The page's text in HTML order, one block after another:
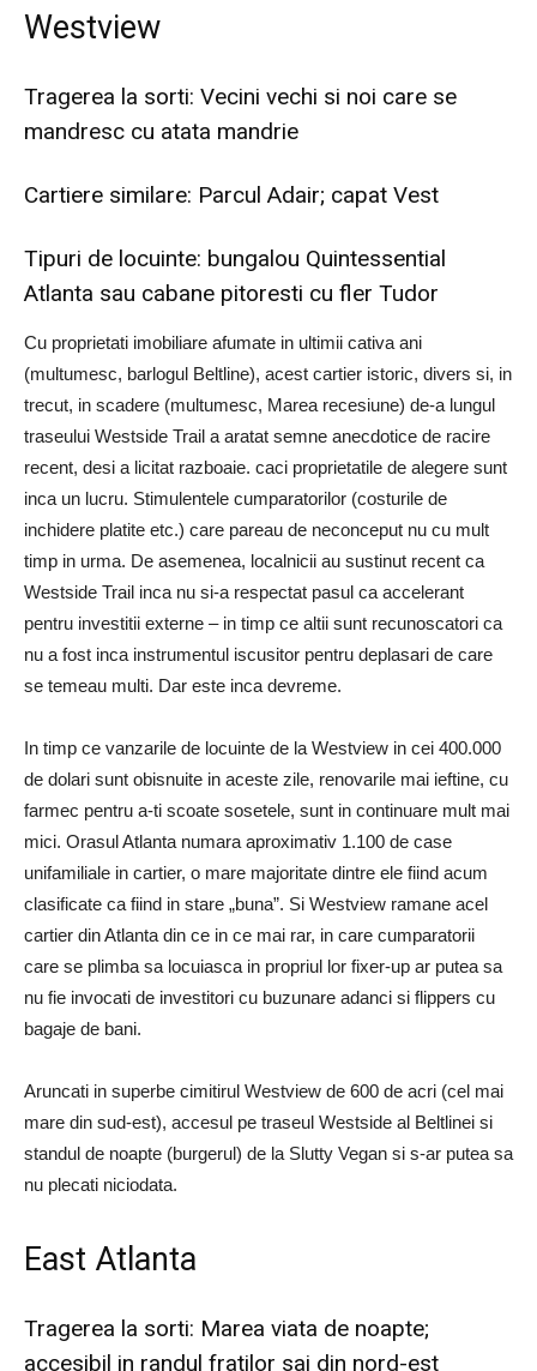
Westview
Tragerea la sorti: Vecini vechi si noi care se
mandresc cu atata mandrie
Cartiere similare: Parcul Adair; capat Vest
Tipuri de locuinte: bungalou Quintessential
Atlanta sau cabane pitoresti cu fler Tudor
Cu proprietati imobiliare afumate in ultimii cativa ani
(multumesc, barlogul Beltline), acest cartier istoric, divers si, in
trecut, in scadere (multumesc, Marea recesiune) de-a lungul
traseului Westside Trail a aratat semne anecdotice de racire
recent, desi a licitat razboaie. caci proprietatile de alegere sunt
inca un lucru. Stimulentele cumparatorilor (costurile de
inchidere platite etc.) care pareau de neconceput nu cu mult
timp in urma. De asemenea, localnicii au sustinut recent ca
Westside Trail inca nu si-a respectat pasul ca accelerant
pentru investitii externe – in timp ce altii sunt recunoscatori ca
nu a fost inca instrumentul iscusitor pentru deplasari de care
se temeau multi. Dar este inca devreme.
In timp ce vanzarile de locuinte de la Westview in cei 400.000
de dolari sunt obisnuite in aceste zile, renovarile mai ieftine, cu
farmec pentru a-ti scoate sosetele, sunt in continuare mult mai
mici. Orasul Atlanta numara aproximativ 1.100 de case
unifamiliale in cartier, o mare majoritate dintre ele fiind acum
clasificate ca fiind in stare „buna”. Si Westview ramane acel
cartier din Atlanta din ce in ce mai rar, in care cumparatorii
care se plimba sa locuiasca in propriul lor fixer-up ar putea sa
nu fie invocati de investitori cu buzunare adanci si flippers cu
bagaje de bani.
Aruncati in superbe cimitirul Westview de 600 de acri (cel mai
mare din sud-est), accesul pe traseul Westside al Beltlinei si
standul de noapte (burgerul) de la Slutty Vegan si s-ar putea sa
nu plecati niciodata.
East Atlanta
Tragerea la sorti: Marea viata de noapte;
accesibil in randul fratilor sai din nord-est